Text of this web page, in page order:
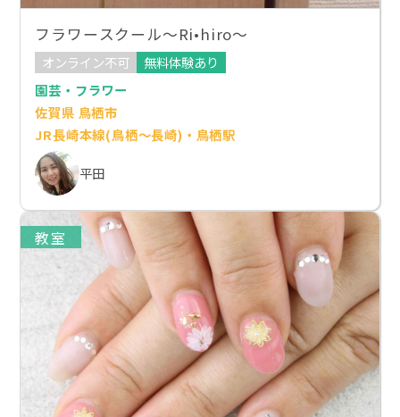
フラワースクール〜Ri•hiro〜
オンライン不可
無料体験あり
園芸・フラワー
佐賀県 鳥栖市
JR長崎本線(鳥栖～長崎)・鳥栖駅
平田
教室